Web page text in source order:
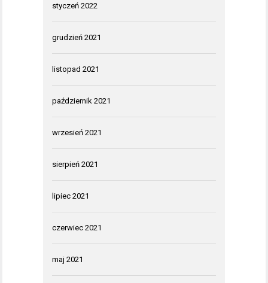
styczeń 2022
grudzień 2021
listopad 2021
październik 2021
wrzesień 2021
sierpień 2021
lipiec 2021
czerwiec 2021
maj 2021